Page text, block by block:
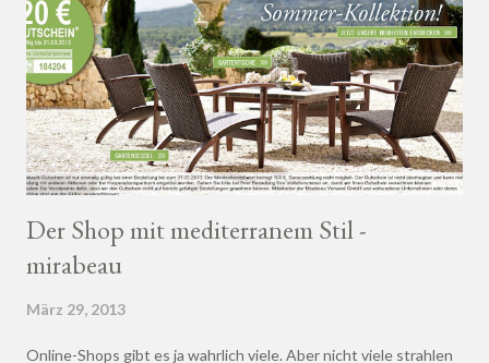
Der Shop mit mediterranem Stil -
mirabeau
März 29, 2013
Online-Shops gibt es ja wahrlich viele. Aber nicht viele strahlen